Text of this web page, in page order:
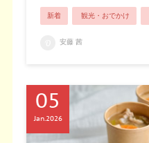
新着 観光・おでかけ
安藤 茜
05
Jan2026